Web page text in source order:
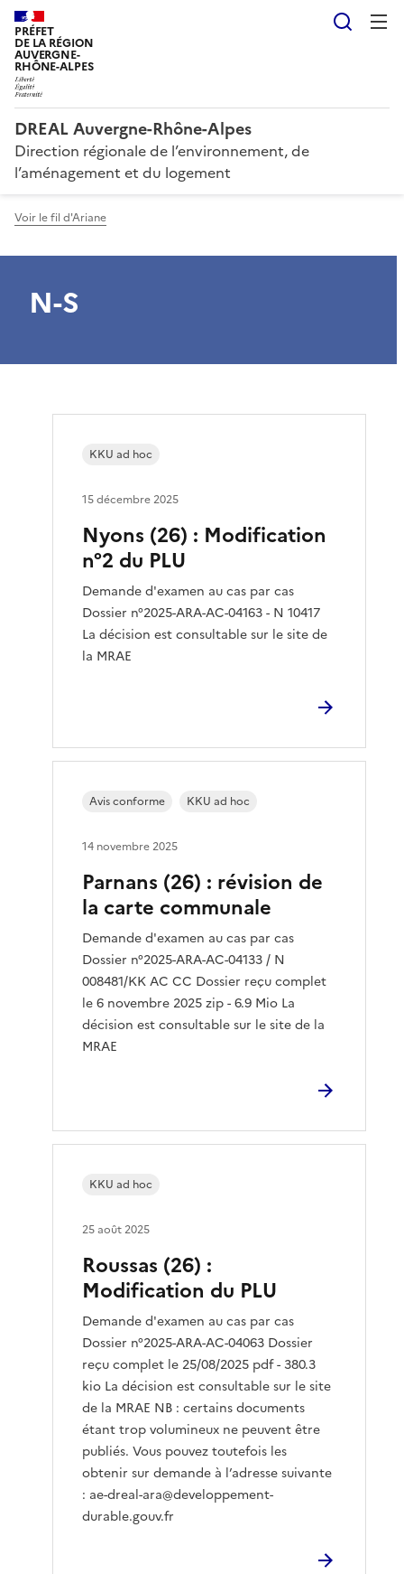
PRÉFET
DE LA RÉGION
AUVERGNE-
RHÔNE-ALPES
DREAL Auvergne-Rhône-Alpes
Direction régionale de l’environnement, de
l’aménagement et du logement
Voir le fil d'Ariane
N-S
Nyons (26) : Modification
n°2 du PLU
Demande d'examen au cas par cas
Dossier n°2025-ARA-AC-04163 - N 10417
La décision est consultable sur le site de
la MRAE
KKU ad hoc
15 décembre 2025
Parnans (26) : révision de
la carte communale
Demande d'examen au cas par cas
Dossier n°2025-ARA-AC-04133 / N
008481/KK AC CC Dossier reçu complet
le 6 novembre 2025 zip - 6.9 Mio La
décision est consultable sur le site de la
MRAE
Avis conforme KKU ad hoc
14 novembre 2025
Roussas (26) :
Modification du PLU
Demande d'examen au cas par cas
Dossier n°2025-ARA-AC-04063 Dossier
reçu complet le 25/08/2025 pdf - 380.3
kio La décision est consultable sur le site
de la MRAE NB : certains documents
étant trop volumineux ne peuvent être
publiés. Vous pouvez toutefois les
obtenir sur demande à l’adresse suivante
: ae-dreal-ara@developpement-
durable.gouv.fr
KKU ad hoc
25 août 2025